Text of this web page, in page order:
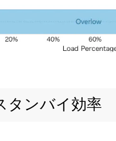
タンバイ効率